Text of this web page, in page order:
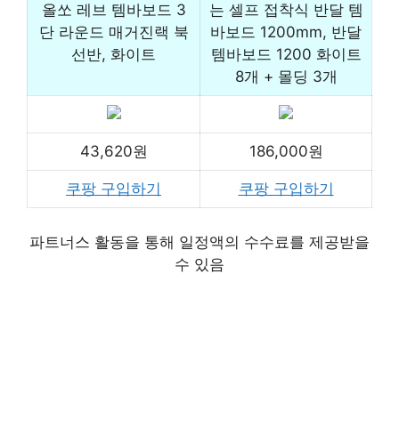
올쏘 레브 템바보드 3
단 라운드 매거진랙 북
선반, 화이트
는 셀프 접착식 반달 템
바보드 1200mm, 반달
템바보드 1200 화이트
8개 + 몰딩 3개
43,620원 186,000원
쿠팡 구입하기 쿠팡 구입하기
파트너스 활동을 통해 일정액의 수수료를 제공받을
수 있음